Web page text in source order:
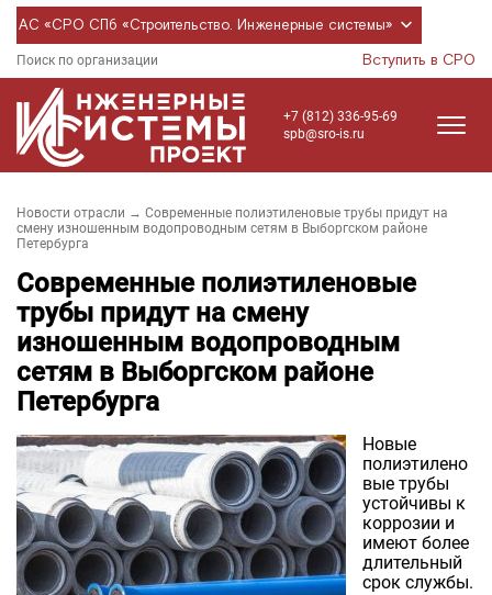
АС «СРО СПб «Строительство. Инженерные системы»
Поиск по организации Вступить в СРО
+7 (812) 336-95-69
spb@sro-is.ru
Новости отрасли → Современные полиэтиленовые трубы придут на
смену изношенным водопроводным сетям в Выборгском районе
Петербурга
Современные полиэтиленовые
трубы придут на смену
изношенным водопроводным
сетям в Выборгском районе
Петербурга
Новые
полиэтилено
вые трубы
устойчивы к
коррозии и
имеют более
длительный
срок службы.